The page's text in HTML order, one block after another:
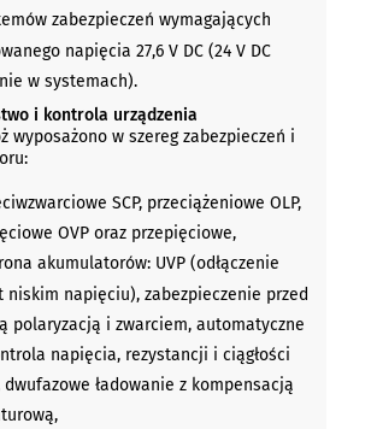
zabezpieczeń wymagających
napięcia 27,6 V DC (24 V DC
w systemach).
i kontrola urządzenia
wyposażono w szereg zabezpieczeń i
SCP, przeciążeniowe OLP,
OVP oraz przepięciowe,
akumulatorów: UVP (odłączenie
niskim napięciu), zabezpieczenie przed
polaryzacją i zwarciem, automatyczne
napięcia, rezystancji i ciągłości
dwufazowe ładowanie z kompensacją